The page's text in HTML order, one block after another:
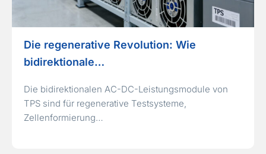
Die regenerative Revolution: Wie
bidirektionale…
Die bidirektionalen AC-DC-Leistungsmodule von
TPS sind für regenerative Testsysteme,
Zellenformierung…